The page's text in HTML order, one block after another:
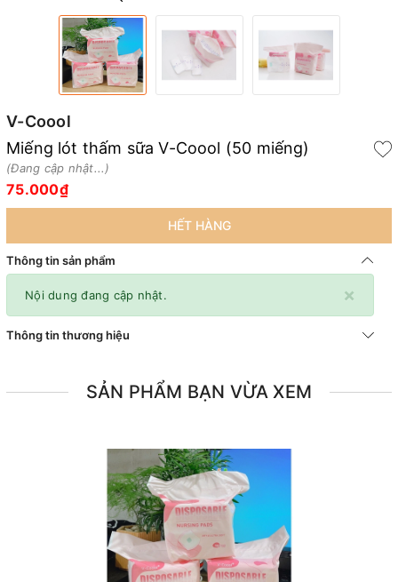
V-Coool
Miếng lót thấm sữa V-Coool (50 miếng)
(Đang cập nhật...)
75.000₫
HẾT HÀNG
Thông tin sản phẩm
×
Nội dung đang cập nhật.
Thông tin thương hiệu
SẢN PHẨM BẠN VỪA XEM